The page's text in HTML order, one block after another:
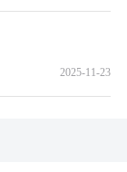
2025-11-23